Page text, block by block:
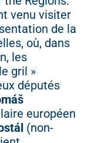
venu visiter
de la
où, dans
les
gril »
députés
européen
(non-